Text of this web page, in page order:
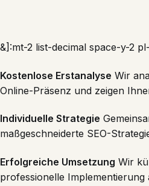
&]:mt-2 list-decimal space-y-2
Kostenlose Erstanalyse Wir
Online-Präsenz und zeigen
Individuelle Strategie
maßgeschneiderte SEO-
Erfolgreiche Umsetzung Wir
professionelle Implementierung